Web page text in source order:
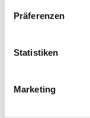
Einstellungen
haben keinen
Präferenzen
Statistiken
Marketing